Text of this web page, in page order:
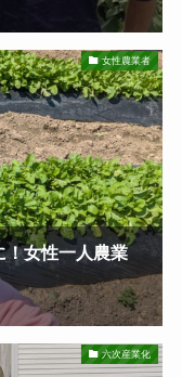
女性農業者
女性一人農業
六次産業化